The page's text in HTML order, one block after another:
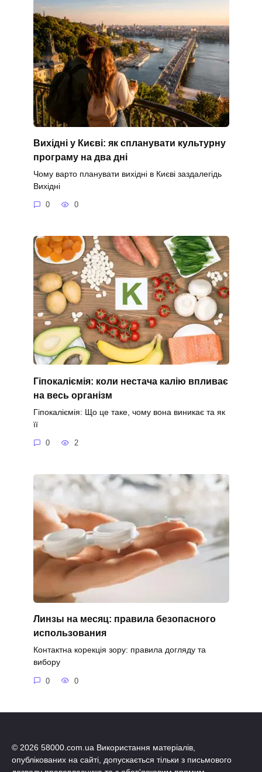
Вихідні у Києві: як спланувати культурну
програму на два дні
Чому варто планувати вихідні в Києві заздалегідь
Вихідні
0 0
Гіпокаліємія: коли нестача калію впливає
на весь організм
Гіпокаліємія: Що це таке, чому вона виникає та як
її
0 2
Линзы на месяц: правила безопасного
использования
Контактна корекція зору: правила догляду та
вибору
0 0
© 2026 58000.com.ua Використання матеріалів,
опублікованих на сайті, допускається тільки з письмового